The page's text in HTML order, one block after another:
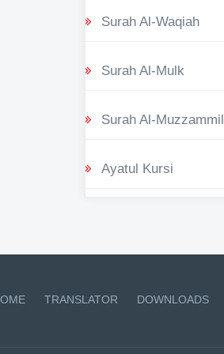
Surah Al-Waqiah
Surah Al-Mulk
Surah Al-Muzzammil
Ayatul Kursi
TRANSLATOR DOWNLOADS